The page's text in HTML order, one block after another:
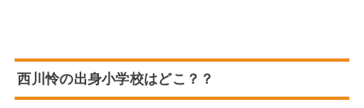
西川怜の出身小学校はどこ？？